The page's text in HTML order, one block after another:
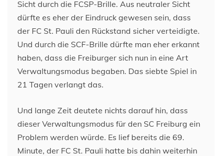
Sicht durch die FCSP-Brille. Aus neutraler Sicht
dürfte es eher der Eindruck gewesen sein, dass
der FC St. Pauli den Rückstand sicher verteidigte.
Und durch die SCF-Brille dürfte man eher erkannt
haben, dass die Freiburger sich nun in eine Art
Verwaltungsmodus begaben. Das siebte Spiel in
21 Tagen verlangt das.
Und lange Zeit deutete nichts darauf hin, dass
dieser Verwaltungsmodus für den SC Freiburg ein
Problem werden würde. Es lief bereits die 69.
Minute, der FC St. Pauli hatte bis dahin weiterhin